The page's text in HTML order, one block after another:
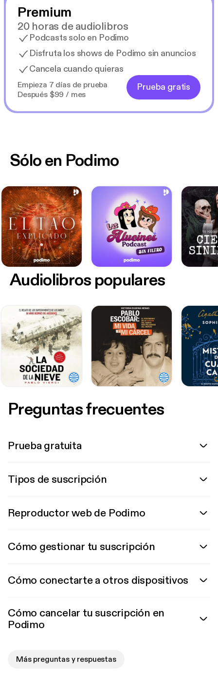
Premium
20 horas de audiolibros
Podcasts solo en Podimo
Disfruta los shows de Podimo sin anuncios
Cancela cuando quieras
Empieza 7 días de prueba
Después $99 / mes
Prueba gratis
Sólo en Podimo
Audiolibros populares
Preguntas frecuentes
Prueba gratuita
Tipos de suscripción
Reproductor web de Podimo
Cómo gestionar tu suscripción
Cómo conectarte a otros dispositivos
Cómo cancelar tu suscripción en
Podimo
Más preguntas y respuestas